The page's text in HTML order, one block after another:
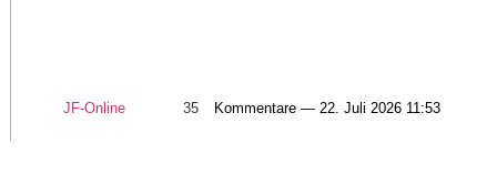
JF-Online 35 Kommentare — 22. Juli 2026 11:53